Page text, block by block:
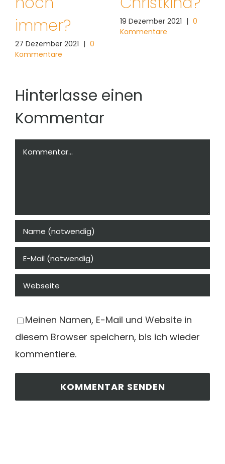
2021 | 0
06 Dezember 2021 | 0
Kommentare
nichts
Hinterlasse einen
Kommentar
Meinen Namen, E-Mail und Website in
diesem Browser speichern, bis ich wieder
kommentiere.